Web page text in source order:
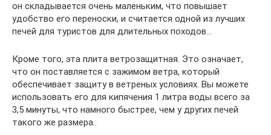
он складывается очень маленьким, что повышает
удобство его переноски, и считается одной из лучших
печей для туристов для длительных походов…
Кроме того, эта плита ветрозащитная. Это означает,
что он поставляется с зажимом ветра, который
обеспечивает защиту в ветреных условиях. Вы можете
использовать его для кипячения 1 литра воды всего за
3,5 минуты, что намного быстрее, чем у других печей
такого же размера..